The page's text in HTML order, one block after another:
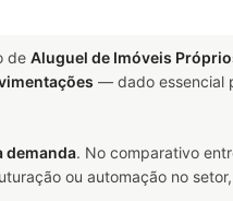
de Aluguel de Imóveis
— dado essencial
demanda. No comparativo
ou automação no